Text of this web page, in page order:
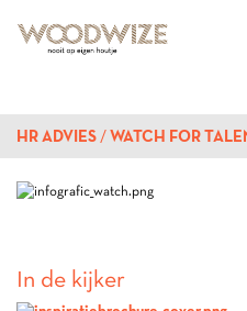
HR ADVIES WATCH FOR
In de kijker